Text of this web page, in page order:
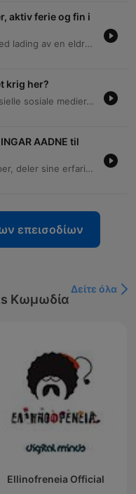
aktiv ferie og fin i
Samtalen starter med utfordringene ved lading av en eldre Nissan Leaf i et borettslag og de høye kostnadene knyttet til ladeinfrastruktur. Episoden beveger seg videre gjennom temaer som politikk i styremøter, estetiske preferanser for lin-klær, og ulike ferievaner. Videre diskuteres hobbyen fugletitting og hvordan et daglig besøk fra en stær har vekket interesse for fuglelivet. Samtalen avsluttes med refleksjoner rundt frykten for skogen og dyrelivet som lever der.
krig her?
Denne episoden diskuterer kontroversielle sosiale medier-innlegg fra influensere i Dubai, der det spekuleres i om endringer i budskap skyldes trusler eller betaling. Programlederne utforsker også fenomenet med nordisk utendørssøvn for babyer og kontrasten mellom tryggheten i Norden kontra andre steder. Samtalen beveger seg videre til en flyvning for kjæledyr fra Midtøsten til Hellas, før den avsluttes med en humoristisk diskusjon om fertilitet, bekkenstruktur og de fysiske utfordringene ved å få barn.
AADNE til
Nils Ingar Oddne, en komiker og skiløper, deler sine erfaringer fra reiser til Svalbard, inkludert skimaratoner og fjellturer. Han beskriver de unike landskapene, atmosfæren i Longyearbyen og livet på ekspedisjonsbåter. Episoden tar for seg majestetiske møter med isbjørn og opplevelser fra toppturer på Forlandet og Midthukerfjellet. Han reflekterer også over den isolerte livsstilen i den lille bosetningen Ny-Ålesund.
επεισοδίων
Κωμωδία
Δείτε όλα
Ellinofreneia Official